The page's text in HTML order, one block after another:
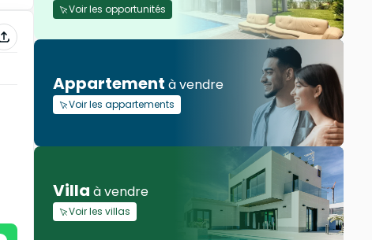
Voir les opportunités
Appartement à vendre
Voir les appartements
Villa à vendre
Voir les villas